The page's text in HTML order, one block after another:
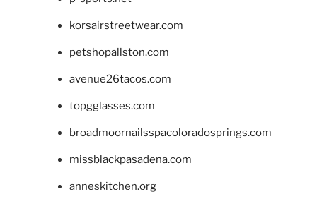
korsairstreetwear.com
petshopallston.com
avenue26tacos.com
topgglasses.com
broadmoornailsspacoloradosprings.com
missblackpasadena.com
anneskitchen.org